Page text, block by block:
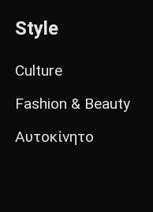
Style
Culture
Fashion & Beauty
Αυτοκίνητο